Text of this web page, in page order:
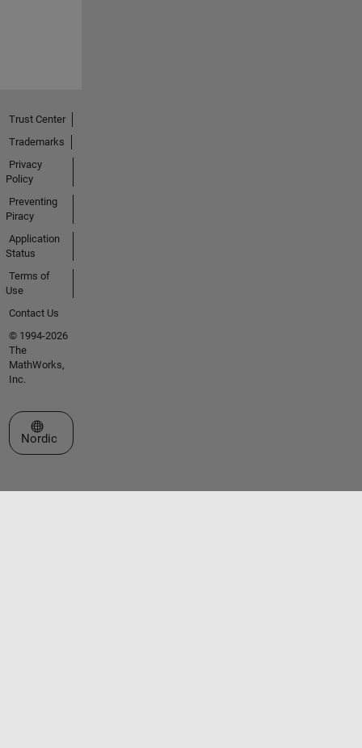
Trust Center
Trademarks
Privacy
Policy
Preventing
Piracy
Application
Status
Terms of
Use
Contact Us
© 1994-2026
The
MathWorks,
Inc.
Select a Web Site
Nordic